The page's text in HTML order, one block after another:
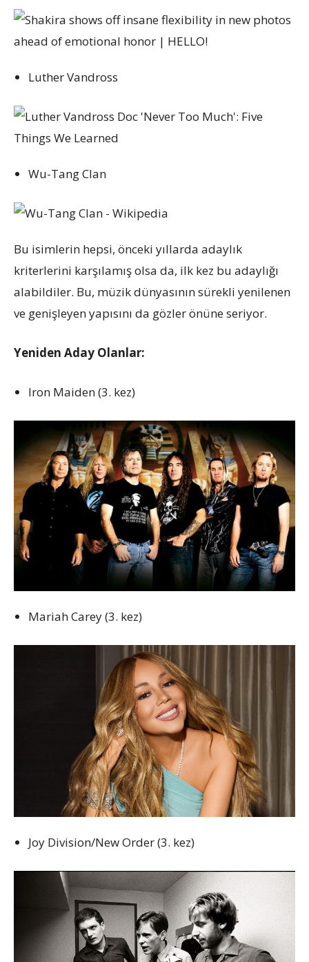
Luther Vandross
Wu-Tang Clan
Bu isimlerin hepsi, önceki yıllarda adaylık
kriterlerini karşılamış olsa da, ilk kez bu adaylığı
alabildiler. Bu, müzik dünyasının sürekli yenilenen
ve genişleyen yapısını da gözler önüne seriyor.
Yeniden Aday Olanlar:
Iron Maiden (3. kez)
Mariah Carey (3. kez)
Joy Division/New Order (3. kez)